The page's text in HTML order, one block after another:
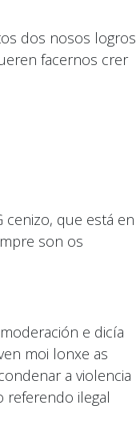
dos nosos logros
facernos crer
cenizo, que está en
son os
e dicía
moi lonxe as
a violencia
referendo ilegal